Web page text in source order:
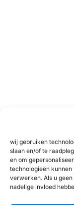
wij gebruiken
slaan en/of te
en om
technologieën
verwerken. Als u
nadelige invloed